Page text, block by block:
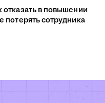
отказать в повышении
потерять сотрудника